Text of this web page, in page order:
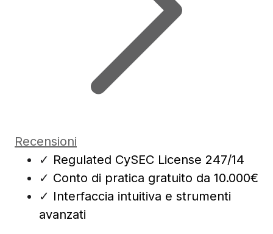
Recensioni
✓ Regulated CySEC License 247/14
✓ Conto di pratica gratuito da 10.000€
✓ Interfaccia intuitiva e strumenti
avanzati